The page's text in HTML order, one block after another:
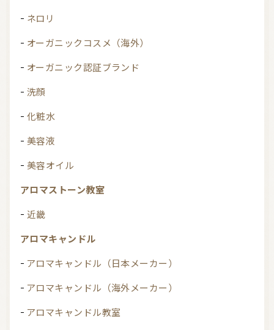
ネロリ
オーガニックコスメ（海外）
オーガニック認証ブランド
洗顔
化粧水
美容液
美容オイル
アロマストーン教室
近畿
アロマキャンドル
アロマキャンドル（日本メーカー）
アロマキャンドル（海外メーカー）
アロマキャンドル教室